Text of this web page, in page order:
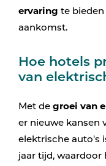
ervaring te
aankomst.
Hoe hotels
van
Met de groei van
er nieuwe kansen
elektrische auto's
jaar tijd, waardoor